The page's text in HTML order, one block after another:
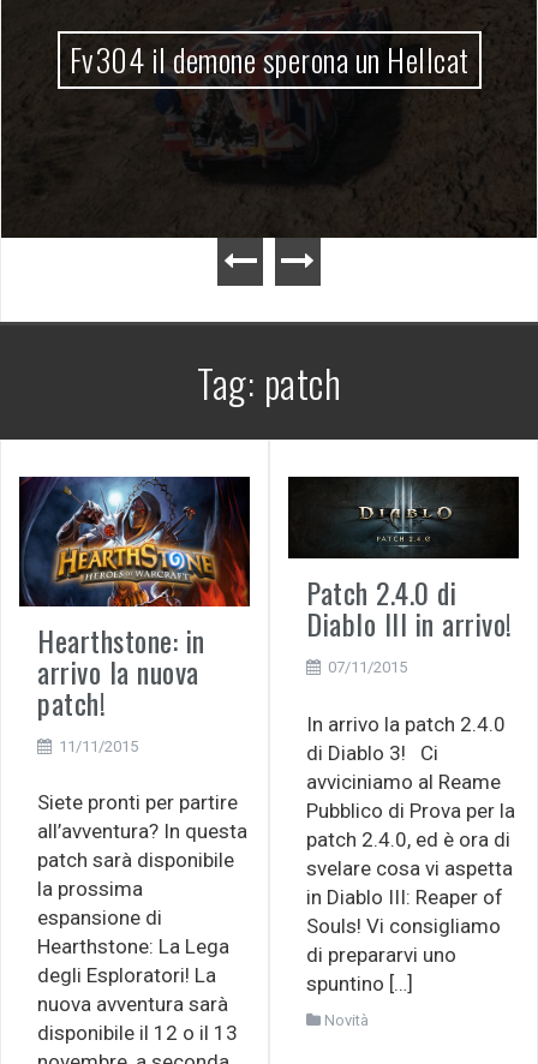
Fv304 il demone sperona un Hellcat
Tag: patch
Hearthstone: in
arrivo la nuova
patch!
11/11/2015
Siete pronti per partire
all’avventura? In questa
patch sarà disponibile
la prossima
espansione di
Hearthstone: La Lega
degli Esploratori! La
nuova avventura sarà
disponibile il 12 o il 13
Patch 2.4.0 di
Diablo III in arrivo!
07/11/2015
In arrivo la patch 2.4.0
di Diablo 3! Ci
avviciniamo al Reame
Pubblico di Prova per la
patch 2.4.0, ed è ora di
svelare cosa vi aspetta
in Diablo III: Reaper of
Souls! Vi consigliamo
di prepararvi uno
spuntino […]
Novità